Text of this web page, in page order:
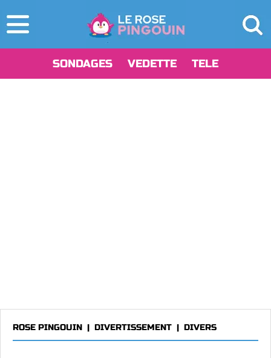
SONDAGES VEDETTE TELE
ROSE PINGOUIN | DIVERTISSEMENT | DIVERS